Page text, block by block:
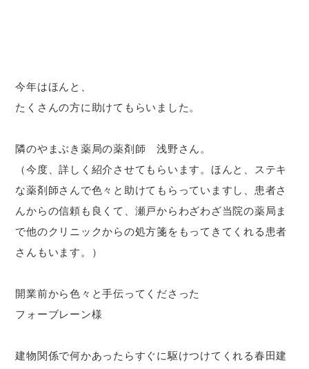
今年はほんと、
たくさんの方に助けてもらいました。
隣のやまぶき薬局の薬剤師 浅野さん。
（今度、詳しく紹介させてもらいます。ほんと、ステキ
な薬剤師さんで色々と助けてもらっていますし、患者さ
んからの信頼も良くて、瀬戸からわざわざ当院の薬局ま
で他のクリニックからの処方箋をもってきてくれる患者
さんもいます。）
開業前から色々と手伝ってくださった
フォーブレーン様
建物関係で何かあったらすぐに駆けつけてくれる春田建